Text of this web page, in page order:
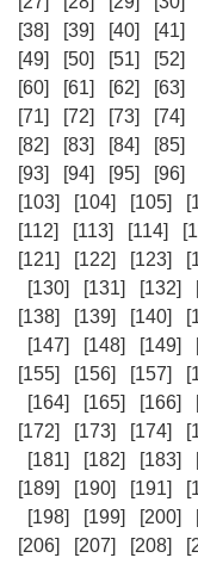
[38]
[39] [40] [41]
[49]
[50] [51] [52]
[60]
[61] [62] [63]
[71]
[72] [73] [74]
[82]
[83] [84] [85]
[93]
[94] [95] [96]
[103]
[104] [105]
[112]
[113] [114]
[121]
[122] [123]
[130]
[131] [132]
[138]
[139] [140]
[147]
[148] [149]
[155]
[156] [157]
[164]
[165] [166]
[172]
[173] [174]
[181]
[182] [183]
[189]
[190] [191]
[198]
[199] [200]
[206]
[207] [208]